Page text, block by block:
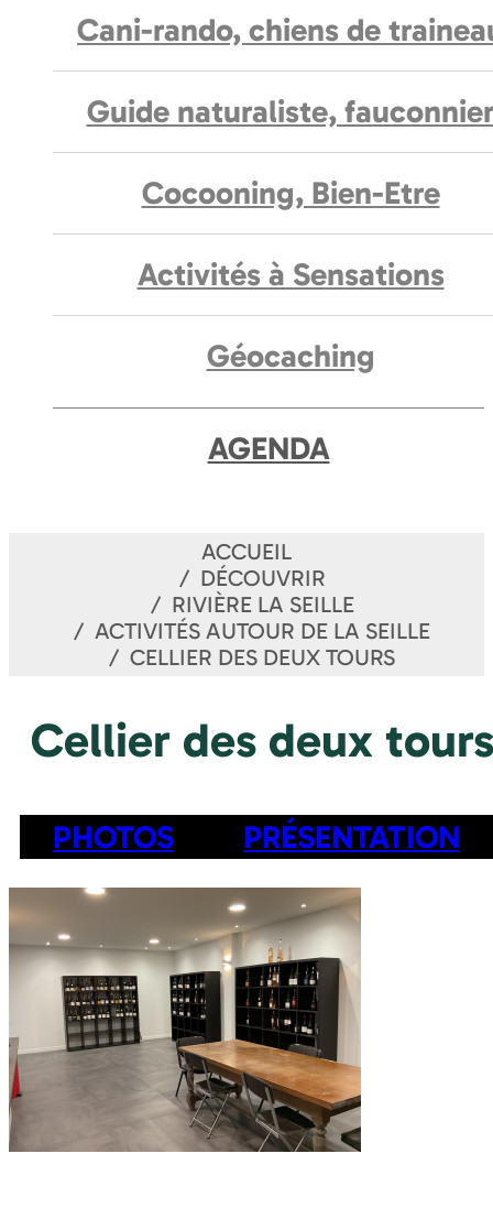
Cani-rando, chiens de
Guide naturaliste,
Cocooning, Bien-Etre
Activités à Sensations
Géocaching
AGENDA
ACCUEIL
DÉCOUVRIR
RIVIÈRE LA SEILLE
ACTIVITÉS AUTOUR DE LA SEILLE
CELLIER DES DEUX TOURS
Cellier des deux tours
PHOTOS PRÉSENTATION